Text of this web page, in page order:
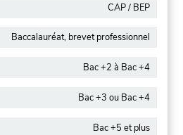
CAP / BEP
Baccalauréat, brevet professionnel
Bac +2 à Bac +4
Bac +3 ou Bac +4
Bac +5 et plus